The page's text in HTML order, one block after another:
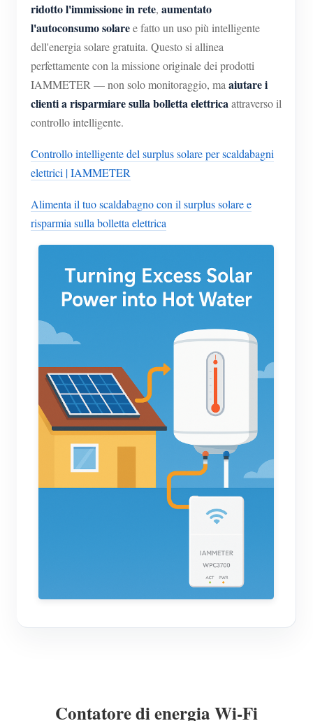
ridotto l'immissione in rete, aumentato
l'autoconsumo solaree fatto un uso più intelligente
dell'energia solare gratuita. Questo si allinea
perfettamente con la missione originale dei prodotti
IAMMETER — non solo monitoraggio, maaiutare i
clienti a risparmiare sulla bolletta elettricaattraverso il
controllo intelligente.
Controllo intelligente del surplus solare per scaldabagni
elettrici | IAMMETER
Alimenta il tuo scaldabagno con il surplus solare e
risparmia sulla bolletta elettrica
Contatore di energia Wi-Fi